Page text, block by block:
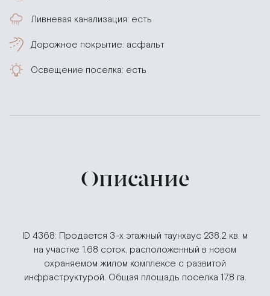
Ливневая канализация: есть
Дорожное покрытие: асфальт
Освещение поселка: есть
Описание
ID 4368: Продается 3-х этажный таунхаус 238,2 кв. м
на участке 1,68 соток, расположенный в новом
охраняемом жилом комплексе с развитой
инфраструктурой. Общая площадь поселка 17,8 га.